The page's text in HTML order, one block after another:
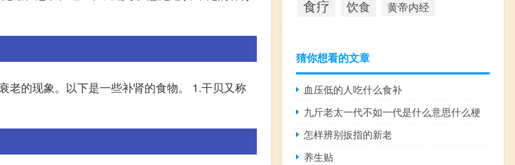
老的现象。以下是一些补肾的食物。 1.干贝又称
食疗 饮食 黄帝内经
猜你想看的文章
血压低的人吃什么食补
九斤老太一代不如一代是什么意思什么梗
怎样辨别扳指的新老
养生贴